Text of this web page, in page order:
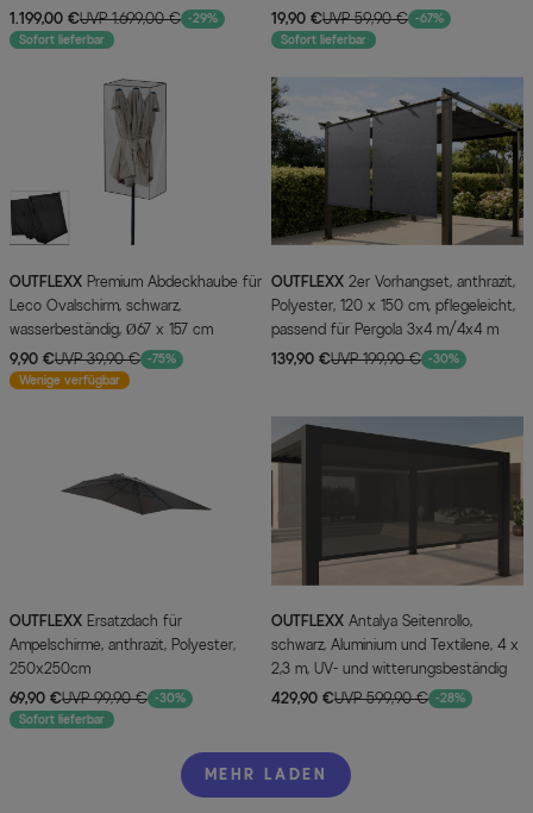
pulverbeschichtet, inkl. befüllbarem
Schirmständer
1.199,00 €UVP 1.699,00 € -29%
Sofort lieferbar
einfache Montage
19,90 €UVP 59,90 € -67%
Sofort lieferbar
OUTFLEXX
Leco Ovalschirm, schwarz,
wasserbeständig, Ø67 x 157 cm
9,90 €UVP 39,90 € -75%
Wenige verfügbar
OUTFLEXX
Polyester, 120 x 150 cm, pflegeleicht,
passend für Pergola 3x4 m/4x4 m
139,90 €UVP 199,90 € -30%
OUTFLEXX
Ampelschirme, anthrazit, Polyester,
250x250cm
69,90 €UVP 99,90 € -30%
Sofort lieferbar
OUTFLEXX
schwarz, Aluminium und Textilene, 4 x
2,3 m, UV- und witterungsbeständig
429,90 €UVP 599,90 € -28%
MEHR LADEN